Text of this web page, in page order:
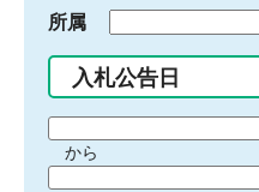
所属
入札公告日
間から